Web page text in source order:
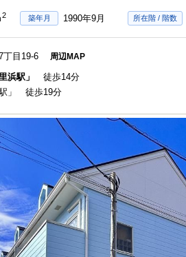
2 築年月 1990年9月 所在階 / 階数
7丁目19-6 周辺MAP
浜駅」
徒歩14分
」 徒歩19分